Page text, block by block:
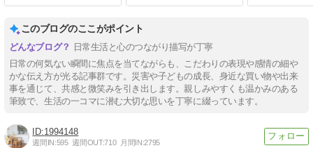
このブログのここがポイント
日常生活と心のつながり描写が丁寧
日常の何気ない瞬間に焦点を当てながらも、こだわりの表現や感情の細や
かな伝え方が光る記事群です。災害や子どもの成長、身近な買い物や出来
事を通じて、共感と微笑みを引き出します。親しみやすくも温かみのある
筆致で、生活の一コマに潜む大切な思いを丁寧に綴っています。
1994148
週間IN:595 週間OUT:710 月間IN:2795